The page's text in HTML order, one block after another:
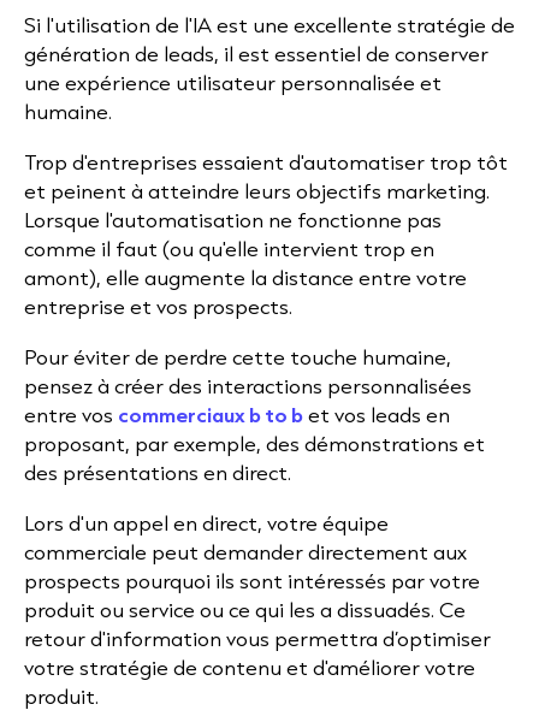
Si l'utilisation de l'IA est une excellente stratégie de
génération de leads, il est essentiel de conserver
une expérience utilisateur personnalisée et
humaine.
Trop d'entreprises essaient d'automatiser trop tôt
et peinent à atteindre leurs objectifs marketing.
Lorsque l'automatisation ne fonctionne pas
comme il faut (ou qu'elle intervient trop en
amont), elle augmente la distance entre votre
entreprise et vos prospects.
Pour éviter de perdre cette touche humaine,
pensez à créer des interactions personnalisées
entre vos commerciaux b to bet vos leads en
proposant, par exemple, des démonstrations et
des présentations en direct.
Lors d'un appel en direct, votre équipe
commerciale peut demander directement aux
prospects pourquoi ils sont intéressés par votre
produit ou service ou ce qui les a dissuadés. Ce
retour d'information vous permettra d’optimiser
votre stratégie de contenu et d'améliorer votre
produit.